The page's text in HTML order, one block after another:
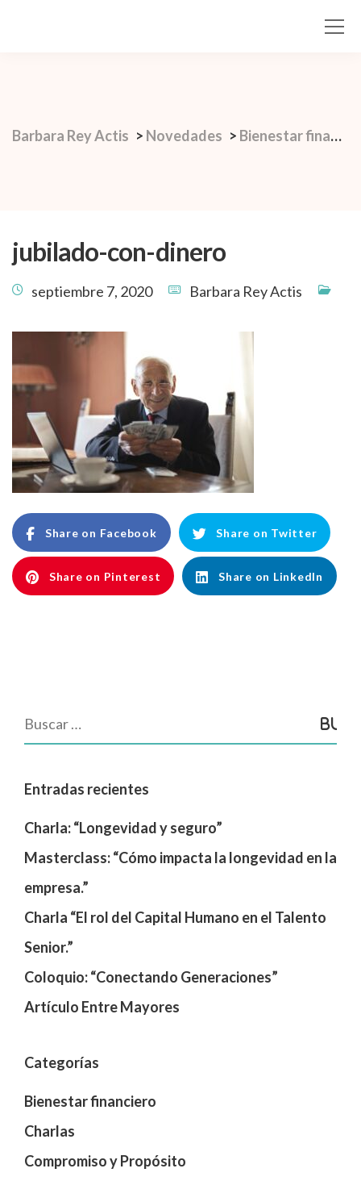
Barbara Rey Actis > Novedades > Bienestar financiero
jubilado-con-dinero
septiembre 7, 2020 Barbara Rey Actis
Share on Facebook Share on Twitter
Share on Pinterest Share on LinkedIn
Entradas recientes
Charla: “Longevidad y seguro”
Masterclass: “Cómo impacta la longevidad en la
empresa.”
Charla “El rol del Capital Humano en el Talento
Senior.”
Coloquio: “Conectando Generaciones”
Artículo Entre Mayores
Categorías
Bienestar financiero
Charlas
Compromiso y Propósito